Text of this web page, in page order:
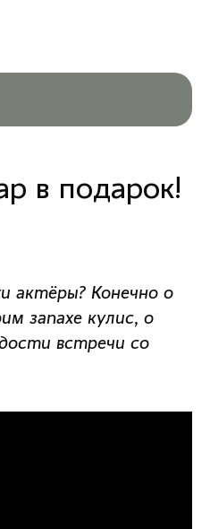
в подарок!
актёры? Конечно о
запахе кулис, о
встречи со